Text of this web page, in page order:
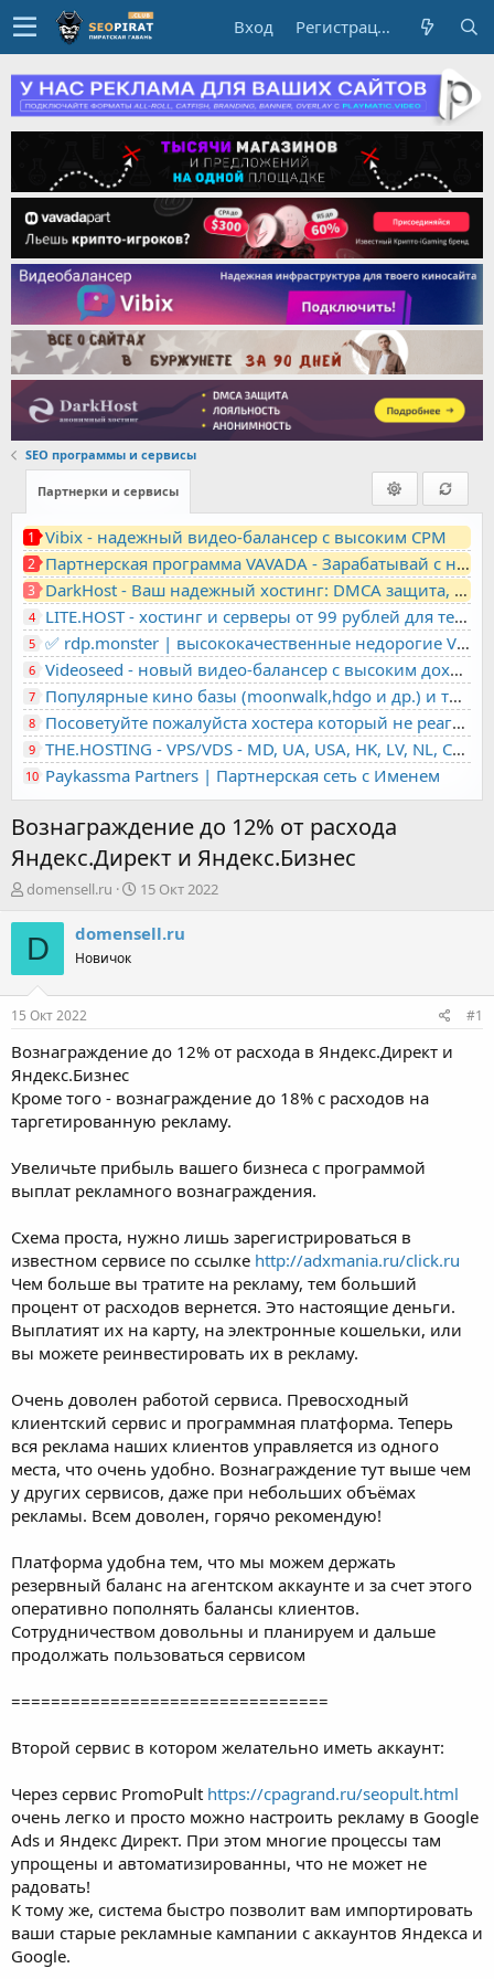
Вход Регистрация
SEO программы и сервисы
Партнерки и сервисы
1 Vibix - надежный видео-балансер с высоким CPM
2 Партнерская программа VAVADA - Зарабатывай с нами!
3 DarkHost - Ваш надежный хостинг: DMCA защита, лояльность, анонимность
4 LITE.HOST - хостинг и серверы от 99 рублей для тех, кто любит не переплачивать. Доступ по SSH, поддержка PHP, GIT, COMPOSER, сертификаты Let's Encrypt
5 ✅ rdp.monster | высококачественные недорогие VPS, RDP - выделенные серверы
6 Videoseed - новый видео-балансер с высоким доходом
7 Популярные кино базы (moonwalk,hdgo и др.) и торренты в одном плеере для вашего сайта
8 Посоветуйте пожалуйста хостера который не реагирует на ркн
9 THE.HOSTING - VPS/VDS - MD, UA, USA, HK, LV, NL, CA, DE, SK, CZE, GB, IL, TR, PL, BG, RO, IT, FL, HU, PT.
10 Paykassma Partners | Партнерская сеть с Именем
Вознаграждение до 12% от расхода
Яндекс.Директ и Яндекс.Бизнес
А
т
е
ы
domensell.ru
Д
т
л
15 Окт 2022
D domensell.ru
Новичок
15 Окт 2022 #1
Вознаграждение до 12% от расхода в Яндекс.Директ и
Яндекс.Бизнес
Кроме того - вознаграждение до 18% с расходов на
таргетированную рекламу.
Увеличьте прибыль вашего бизнеса с программой
выплат рекламного вознаграждения.
Схема проста, нужно лишь зарегистрироваться в
известном сервисе по ссылке http://adxmania.ru/click.ru
Чем больше вы тратите на рекламу, тем больший
процент от расходов вернется. Это настоящие деньги.
Выплатият их на карту, на электронные кошельки, или
вы можете реинвестировать их в рекламу.
Очень доволен работой сервиса. Превосходный
клиентский сервис и программная платформа. Теперь
вся реклама наших клиентов управляется из одного
места, что очень удобно. Вознаграждение тут выше чем
у других сервисов, даже при небольших объёмах
рекламы. Всем доволен, горячо рекомендую!
Платформа удобна тем, что мы можем держать
резервный баланс на агентском аккаунте и за счет этого
оперативно пополнять балансы клиентов.
Сотрудничеством довольны и планируем и дальше
продолжать пользоваться сервисом
================================
Второй сервис в котором желательно иметь аккаунт:
Через сервис PromoPult https://cpagrand.ru/seopult.html
очень легко и просто можно настроить рекламу в Google
Ads и Яндекс Директ. При этом многие процессы там
упрощены и автоматизированны, что не может не
радовать!
К тому же, система быстро позволит вам импортировать
ваши старые рекламные кампании с аккаунтов Яндекса и
Google.